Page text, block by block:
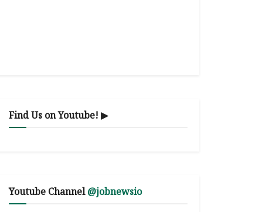
Find Us on Youtube! ▶
Youtube Channel@jobnewsio